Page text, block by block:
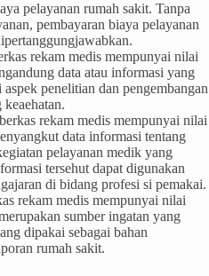
pelayanan rumah sakit. Tanpa
pembayaran biaya pelayanan
rekam medis mempunyai nilai
data atau informasi yang
penelitian dan pengembangan
rekam medis mempunyai nilai
data informasi tentang
pelayanan medik yang
tersehut dapat digunakan
di bidang profesi si pemakai.
rekam medis mempunyai nilai
sumber ingatan yang
dipakai sebagai bahan
rumah sakit.